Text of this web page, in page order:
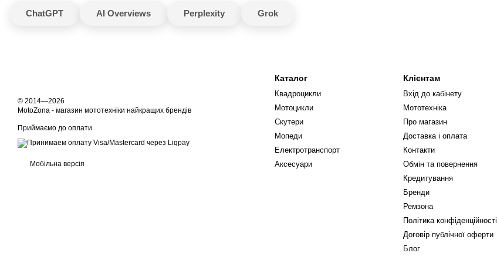
ChatGPT AI Overviews Perplexity Grok
© 2014—2026
MotoZona - магазин мототехніки найкращих брендів
Приймаємо до оплати
Мобільна версія
Каталог
Квадроцикли
Мотоцикли
Скутери
Мопеди
Електротранспорт
Аксесуари
Клієнтам
Вхід до кабінету
Мототехніка
Про магазин
Доставка і оплата
Контакти
Обмін та повернення
Кредитування
Бренди
Ремзона
Політика конфіденційності
Договір публічної оферти
Блог